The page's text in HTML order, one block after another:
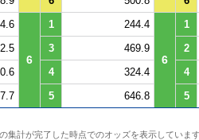
6
1 244.4
6
1
3 469.9
2
4 324.4
4
5 646.8 5
集計が完了した時点でのオッズを表示していま